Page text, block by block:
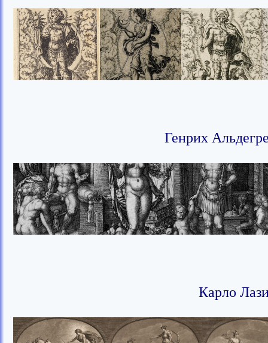
Генрих
Карло